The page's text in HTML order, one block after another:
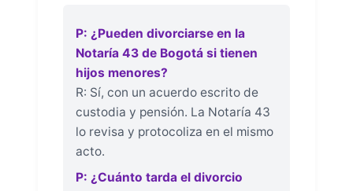
P: ¿Pueden divorciarse en la
Notaría 43 de Bogotá si tienen
hijos menores?
R: Sí, con un acuerdo escrito de
custodia y pensión. La Notaría 43
lo revisa y protocoliza en el mismo
acto.
P: ¿Cuánto tarda el divorcio